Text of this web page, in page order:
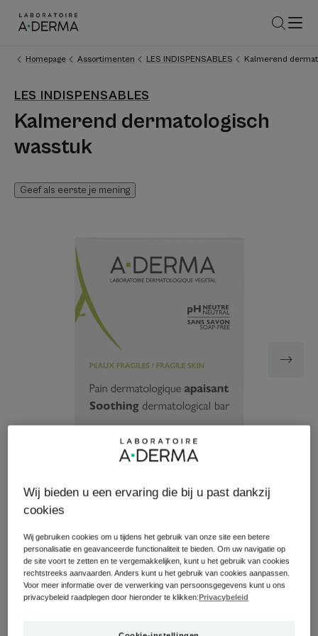
Homepage Assortimenten LES INDISPENSABLES Kalmerend
LES INDISPENSABLES
Kalmerend dermatologisch
wasstuk
Geef als eerste je mening
gevoelige huid reinigt zachtjes, hydrateert en kalmeert de
huid bij 94% van de proefpersonen¹.
Grondige hygiëne voor de gevoelige huid van het hele
Wij bieden u een ervaring die bij u past dankzij
cookies
Wij gebruiken cookies om u tijdens het gebruik van onze site een betere
personalisatie en geavanceerde functionaliteit te bieden. Om uw navigatie op
de site voort te zetten en te vergemakkelijken, kunt u het gebruik van cookies
rechtstreeks aanvaarden. Anders kunt u het gebruik van cookies aanpassen.
Voor meer informatie over de verwerking van persoonsgegevens kunt u ons
privacybeleid raadplegen door hieronder te klikken:Privacybeleid